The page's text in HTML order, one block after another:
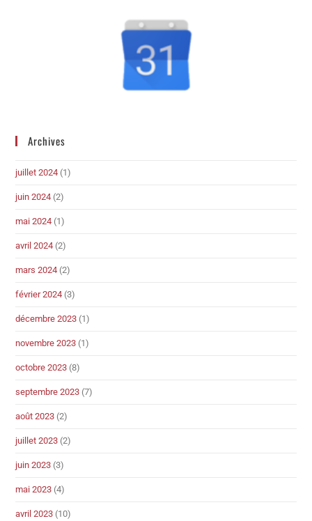
Archives
juillet 2024 (1)
juin 2024 (2)
mai 2024 (1)
avril 2024 (2)
mars 2024 (2)
février 2024 (3)
décembre 2023 (1)
novembre 2023 (1)
octobre 2023 (8)
septembre 2023 (7)
août 2023 (2)
juillet 2023 (2)
juin 2023 (3)
mai 2023 (4)
avril 2023 (10)